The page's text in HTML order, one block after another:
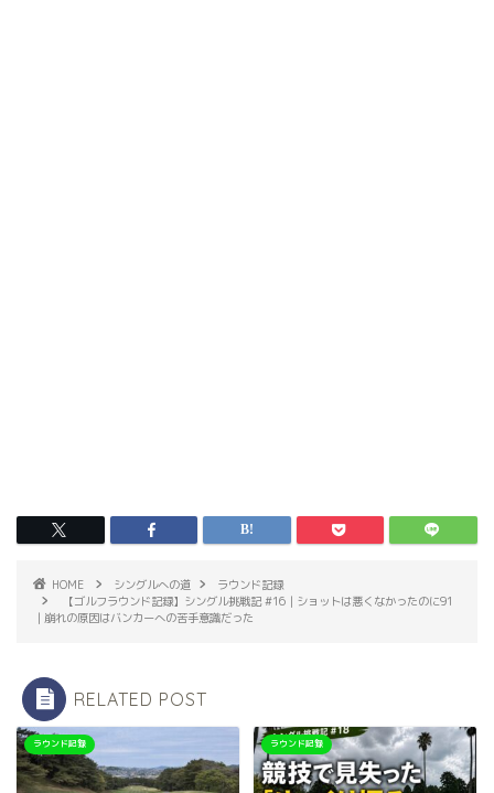
HOME シングルへの道
ラウンド記録
【ゴルフラウンド記録】シングル挑戦記 #16｜ショットは悪くなかったのに91
｜崩れの原因はバンカーへの苦手意識だった
RELATED POST
ラウンド記録 ラウンド記録